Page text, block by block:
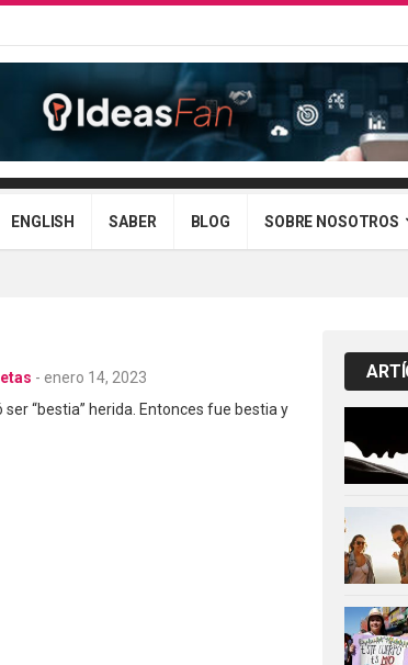
ENGLISH SABER BLOG SOBRE NOSOTROS
- enero 14, 2023
“bestia” herida. Entonces fue bestia y